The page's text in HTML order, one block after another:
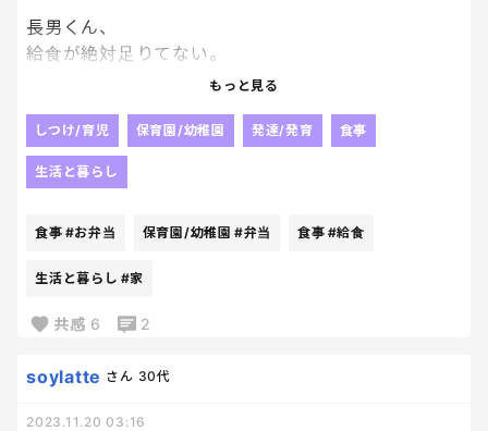
長男くん、
給食が絶対足りてない。
園参観で食べている様子を見たら
パン一個と小さいココットサイズのグラタンとスー
プにデザート。
そのサイズのパンなんて家だと6個食べてるよね〜！
おかわりはしてるらしいけど
そりゃ帰ってきてからお腹すいた、が止まらないわ
もっと見る
しつけ/育児 保育園/幼稚園 発達/発育 食事
生活と暮らし
食事 #お弁当 保育園/幼稚園 #弁当 食事 #給食
生活と暮らし #家
共感 6 2
soylatte さん 30代
2023.11.20 03:16